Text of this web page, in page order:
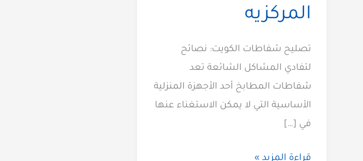
المركزيه
تصليح شفاطات الكويت: نصائح
لتفادي المشاكل الشائعة تعد
شفاطات المطابخ أحد الأجهزة المنزلية
الأساسية التي لا يمكن الاستغناء عنها
في […]
تصليح
قراءة المزيد »